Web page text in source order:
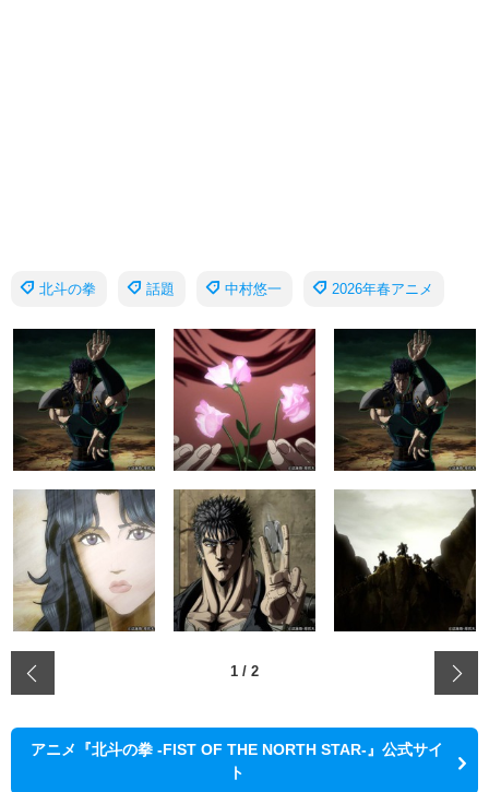
北斗の拳 話題 中村悠一 2026年春アニメ
1 / 2
アニメ『北斗の拳 -FIST OF THE NORTH STAR-』公式サイ
ト